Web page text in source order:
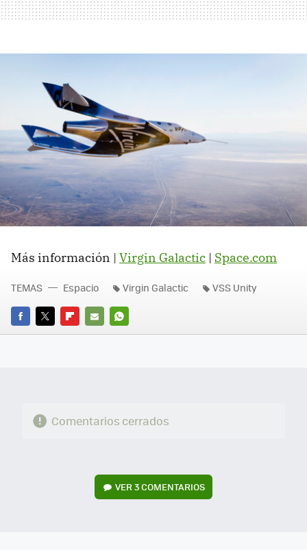
Más información | Virgin Galactic | Space.com
FACEBOOK
TWITTERFLIPBOARD
E-
WHATSAPP
TEMAS Espacio Virgin Galactic VSS Unity
Comentarios cerrados
VER3 COMENTARIOS